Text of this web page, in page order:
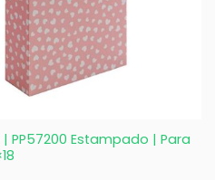
PP57200 Estampado | Para